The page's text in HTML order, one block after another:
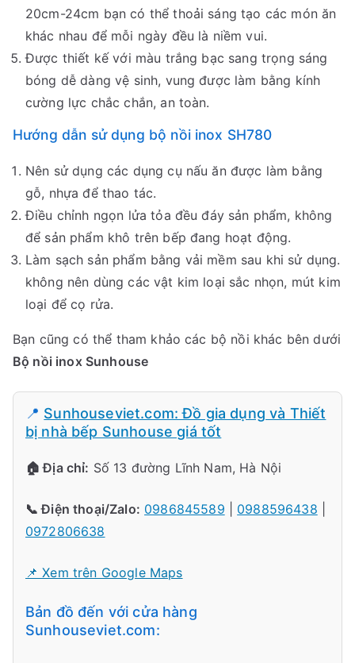
20cm-24cm bạn có thể thoải sáng tạo các món ăn
khác nhau để mỗi ngày đều là niềm vui.
Được thiết kế với màu trắng bạc sang trọng sáng
bóng dễ dàng vệ sinh, vung được làm bằng kính
cường lực chắc chắn, an toàn.
Hướng dẫn sử dụng bộ nồi inox SH780
Nên sử dụng các dụng cụ nấu ăn được làm bằng
gỗ, nhựa để thao tác.
Điều chỉnh ngọn lửa tỏa đều đáy sản phẩm, không
để sản phẩm khô trên bếp đang hoạt động.
Làm sạch sản phẩm bằng vải mềm sau khi sử dụng.
không nên dùng các vật kim loại sắc nhọn, mút kim
loại để cọ rửa.
Bạn cũng có thể tham khảo các bộ nồi khác bên dưới
Bộ nồi inox Sunhouse
📍 Sunhouseviet.com: Đồ gia dụng và Thiết
bị nhà bếp Sunhouse giá tốt
🏠 Địa chỉ: Số 13 đường Lĩnh Nam, Hà Nội
📞 Điện thoại/Zalo: 0986845589 0988596438
0972806638
📌 Xem trên Google Maps
Bản đồ đến với cửa hàng
Sunhouseviet.com: